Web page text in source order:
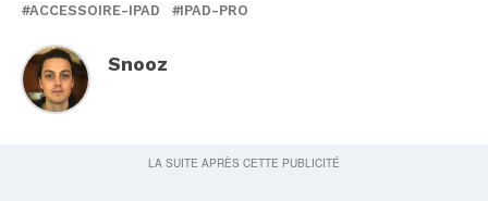
ACCESSOIRE-IPAD IPAD-PRO
Snooz